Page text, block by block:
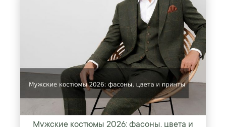
Мужские костюмы 2026: фасоны, цвета и